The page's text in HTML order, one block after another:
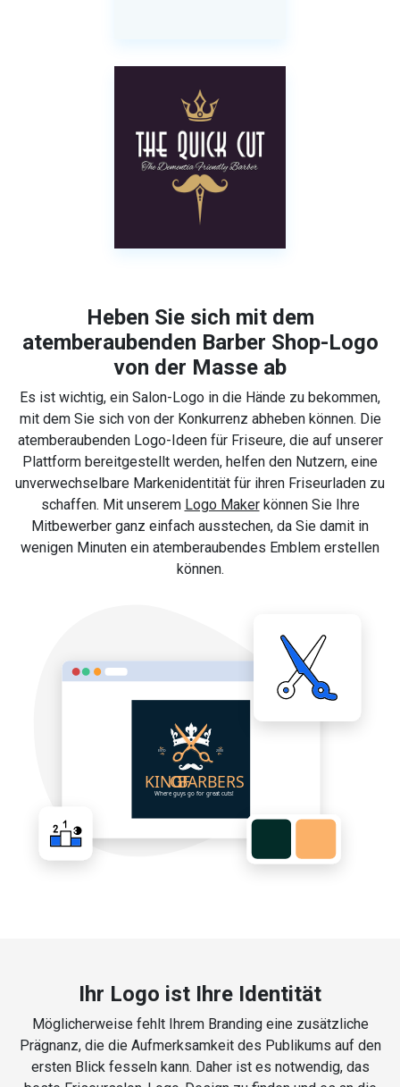
Heben Sie sich mit dem
atemberaubenden Barber Shop-Logo
von der Masse ab
Es ist wichtig, ein Salon-Logo in die Hände zu bekommen,
mit dem Sie sich von der Konkurrenz abheben können. Die
atemberaubenden Logo-Ideen für Friseure, die auf unserer
Plattform bereitgestellt werden, helfen den Nutzern, eine
unverwechselbare Markenidentität für ihren Friseurladen zu
schaffen. Mit unserem Logo Makerkönnen Sie Ihre
Mitbewerber ganz einfach ausstechen, da Sie damit in
wenigen Minuten ein atemberaubendes Emblem erstellen
können.
Ihr Logo ist Ihre Identität
Möglicherweise fehlt Ihrem Branding eine zusätzliche
Prägnanz, die die Aufmerksamkeit des Publikums auf den
ersten Blick fesseln kann. Daher ist es notwendig, das